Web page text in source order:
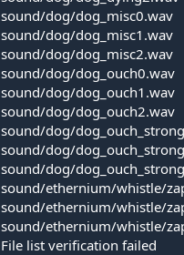
sound/dog/dog_misc0.wav
sound/dog/dog_misc1.wav
sound/dog/dog_misc2.wav
sound/dog/dog_ouch0.wav
sound/dog/dog_ouch1.wav
sound/dog/dog_ouch2.wav
sound/dog/
sound/dog/
sound/dog/
sound/ethernium/whistle/
sound/ethernium/whistle/
sound/ethernium/whistle/
File list verification failed